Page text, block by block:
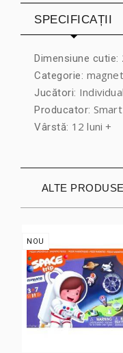
SPECIFICAȚII
Dimensiune cutie:
Categorie:
Jucători: Individual
Producator:
Vârstă: 12 luni +
ALTE
NOU